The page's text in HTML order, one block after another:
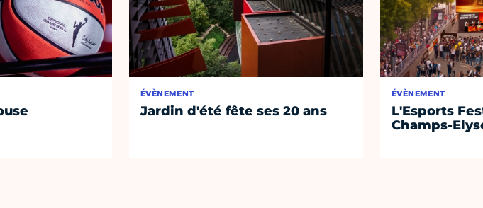
ÉVÈNEMENT
Jardin d'été fête ses 20 ans
ÉVÈNEMENT
L'Esports
Champs-